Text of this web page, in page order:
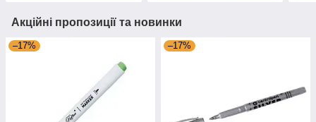
Акційні пропозиції та новинки
–17% –17%